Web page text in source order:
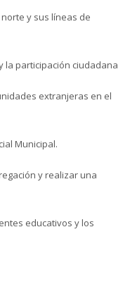
y sus líneas de
participación ciudadana
extranjeras en el
Municipal.
y realizar una
educativos y los